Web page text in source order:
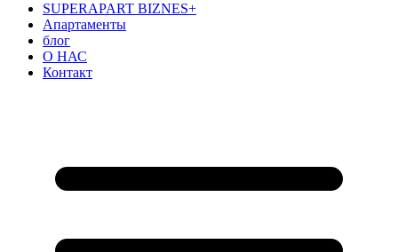
SUPERAPART BIZNES+
Апартаменты
блог
О НАС
Контакт